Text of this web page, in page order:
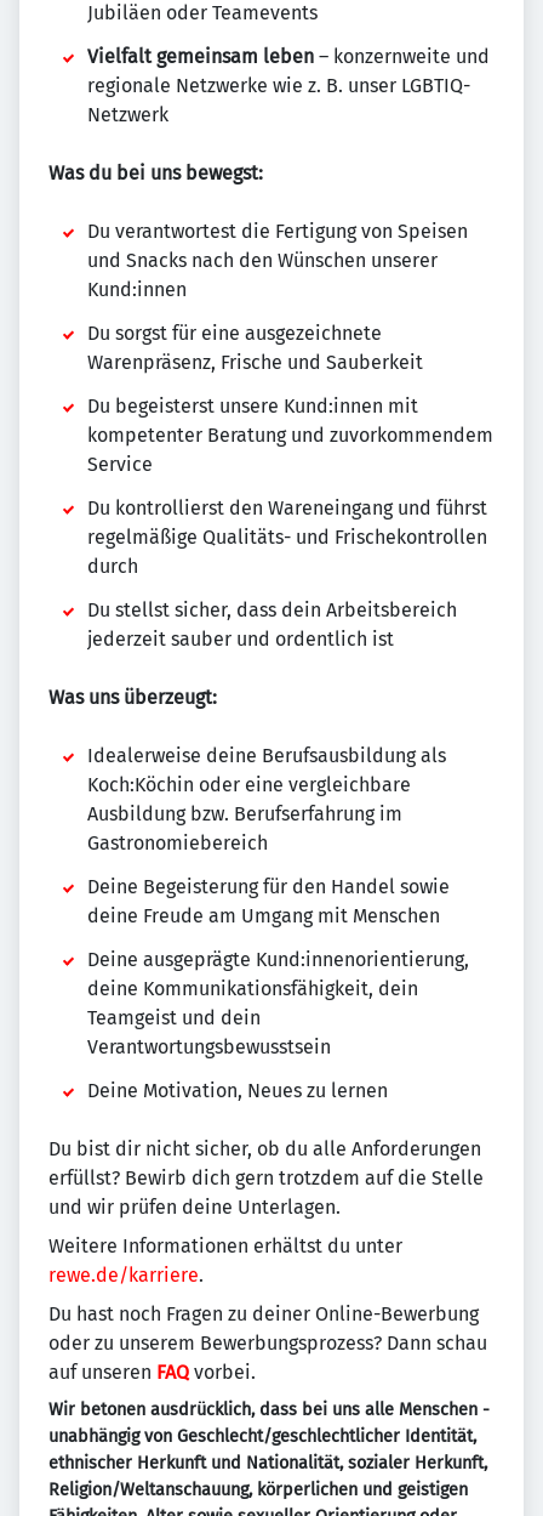
Jubiläen oder Teamevents
Vielfalt gemeinsam leben – konzernweite und
regionale Netzwerke wie z. B. unser LGBTIQ-
Netzwerk
Was du bei uns bewegst:
Du verantwortest die Fertigung von Speisen
und Snacks nach den Wünschen unserer
Kund:innen
Du sorgst für eine ausgezeichnete
Warenpräsenz, Frische und Sauberkeit
Du begeisterst unsere Kund:innen mit
kompetenter Beratung und zuvorkommendem
Service
Du kontrollierst den Wareneingang und führst
regelmäßige Qualitäts- und Frischekontrollen
durch
Du stellst sicher, dass dein Arbeitsbereich
jederzeit sauber und ordentlich ist
Was uns überzeugt:
Idealerweise deine Berufsausbildung als
Koch:Köchin oder eine vergleichbare
Ausbildung bzw. Berufserfahrung im
Gastronomiebereich
Deine Begeisterung für den Handel sowie
deine Freude am Umgang mit Menschen
Deine ausgeprägte Kund:innenorientierung,
deine Kommunikationsfähigkeit, dein
Teamgeist und dein
Verantwortungsbewusstsein
Deine Motivation, Neues zu lernen
Du bist dir nicht sicher, ob du alle Anforderungen
erfüllst? Bewirb dich gern trotzdem auf die Stelle
und wir prüfen deine Unterlagen.
Weitere Informationen erhältst du unter
rewe.de/karriere.
Du hast noch Fragen zu deiner Online-Bewerbung
oder zu unserem Bewerbungsprozess? Dann schau
auf unseren FAQvorbei.
Wir betonen ausdrücklich, dass bei uns alle Menschen -
unabhängig von Geschlecht/geschlechtlicher Identität,
ethnischer Herkunft und Nationalität, sozialer Herkunft,
Religion/Weltanschauung, körperlichen und geistigen